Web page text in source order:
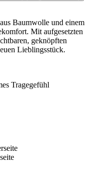
Baumwolle und einem
Mit aufgesetzten
geknöpften
Lieblingsstück.
Tragegefühl